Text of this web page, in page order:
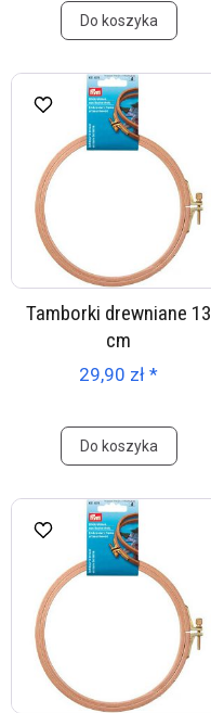
Do koszyka
Tamborki drewniane 13
cm
29,90 zł *
Do koszyka